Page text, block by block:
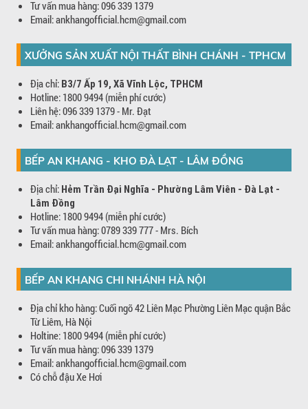
Tư vấn mua hàng: 096 339 1379
Email: ankhangofficial.hcm@gmail.com
XƯỞNG SẢN XUẤT NỘI THẤT BÌNH CHÁNH - TPHCM
Địa chỉ: B3/7 Ấp 19, Xã Vĩnh Lộc, TPHCM
Hotline: 1800 9494 (miễn phí cước)
Liên hệ: 096 339 1379 - Mr. Đạt
Email: ankhangofficial.hcm@gmail.com
BẾP AN KHANG - KHO ĐÀ LẠT - LÂM ĐỒNG
Địa chỉ: Hẻm Trần Đại Nghĩa - Phường Lâm Viên - Đà Lạt -
Lâm Đồng
Hotline: 1800 9494 (miễn phí cước)
Tư vấn mua hàng: 0789 339 777 - Mrs. Bích
Email: ankhangofficial.hcm@gmail.com
BẾP AN KHANG CHI NHÁNH HÀ NỘI
Địa chỉ kho hàng: Cuối ngõ 42 Liên Mạc Phường Liên Mạc quận Bắc
Từ Liêm, Hà Nội
Holtine: 1800 9494 (miễn phí cước)
Tư vấn mua hàng: 096 339 1379
Email: ankhangofficial.hcm@gmail.com
Có chỗ đậu Xe Hơi